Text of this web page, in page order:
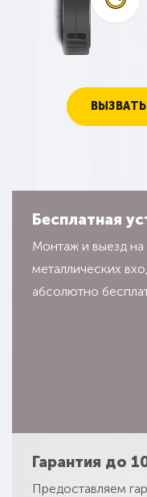
Бесплатная
Монтаж и выезд на
металлических
абсолютно
Гарантия до
Предоставляем